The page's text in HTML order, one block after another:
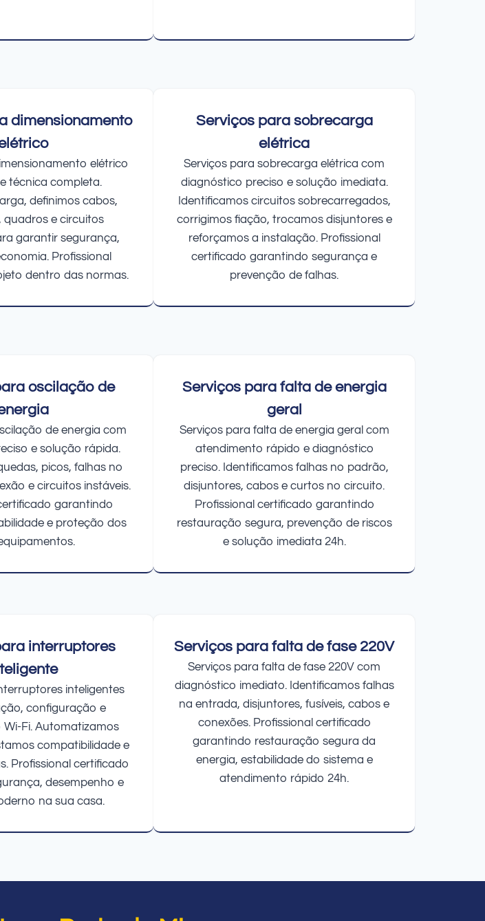
dimensionamento
elétrico
técnica completa.
definimos cabos,
quadros e circuitos
garantir segurança,
Profissional
dentro das normas.
Serviços para sobrecarga
elétrica
Serviços para sobrecarga elétrica com
diagnóstico preciso e solução imediata.
Identificamos circuitos sobrecarregados,
corrigimos fiação, trocamos disjuntores e
reforçamos a instalação. Profissional
certificado garantindo segurança e
prevenção de falhas.
oscilação de
de energia com
e solução rápida.
picos, falhas no
e circuitos instáveis.
garantindo
e proteção dos
Serviços para falta de energia
geral
Serviços para falta de energia geral com
atendimento rápido e diagnóstico
preciso. Identificamos falhas no padrão,
disjuntores, cabos e curtos no circuito.
Profissional certificado garantindo
restauração segura, prevenção de riscos
e solução imediata 24h.
interruptores
inteligentes
configuração e
Fi. Automatizamos
compatibilidade e
Profissional certificado
desempenho e
na sua casa.
Serviços para falta de fase 220V
Serviços para falta de fase 220V com
diagnóstico imediato. Identificamos falhas
na entrada, disjuntores, fusíveis, cabos e
conexões. Profissional certificado
garantindo restauração segura da
energia, estabilidade do sistema e
atendimento rápido 24h.